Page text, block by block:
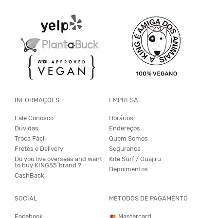
INFORMAÇÕES
Fale Conosco
Dúvidas
Troca Fácil
Fretes e Delivery
Do you live overseas and want
to buy KING55´brand ?
CashBack
EMPRESA
Horários
Endereços
Quem Somos
Segurança
Kite Surf / Guajiru
Depoimentos
SOCIAL
Facebook
MÉTODOS DE PAGAMENTO
Mastercard